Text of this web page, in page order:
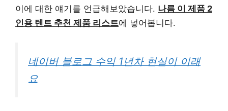
이에 대한 얘기를 언급해보았습니다. 나름 이 제품 2
인용 텐트 추천 제품 리스트에 넣어봅니다.
네이버 블로그 수익 1년차 현실이 이래
요